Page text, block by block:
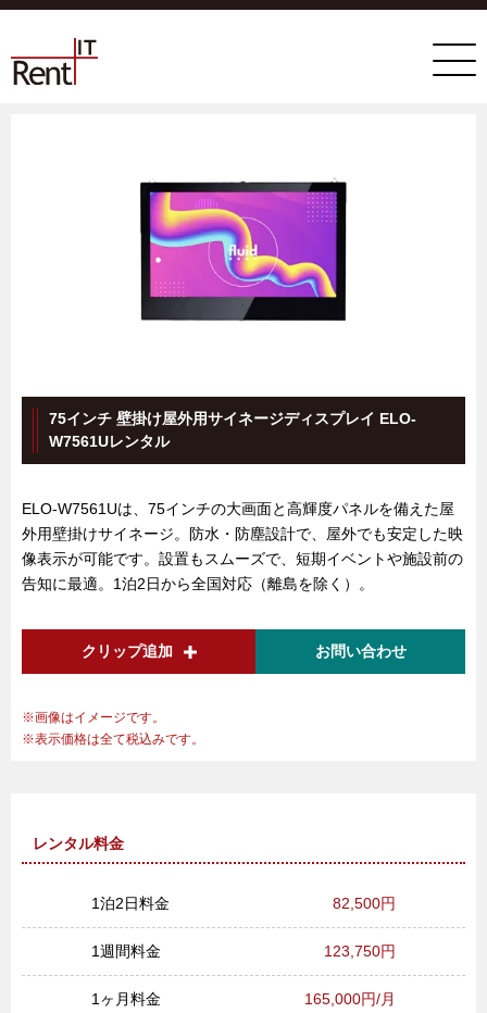
75インチ 壁掛け屋外用サイネージディスプレイ ELO-
W7561Uレンタル
ELO-W7561Uは、75インチの大画面と高輝度パネルを備えた屋
外用壁掛けサイネージ。防水・防塵設計で、屋外でも安定した映
像表示が可能です。設置もスムーズで、短期イベントや施設前の
告知に最適。1泊2日から全国対応（離島を除く）。
クリップ追加 お問い合わせ
画像はイメージです。
表示価格は全て税込みです。
レンタル料金
1泊2日料金 82,500円
1週間料金 123,750円
1ヶ月料金 165,000円/月